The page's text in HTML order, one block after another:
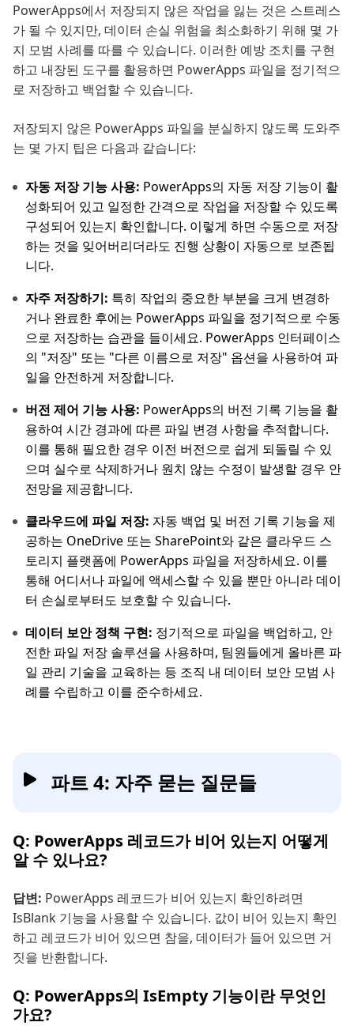
PowerApps에서 저장되지 않은 작업을 잃는 것은 스트레스
가 될 수 있지만, 데이터 손실 위험을 최소화하기 위해 몇 가
지 모범 사례를 따를 수 있습니다. 이러한 예방 조치를 구현
하고 내장된 도구를 활용하면 PowerApps 파일을 정기적으
로 저장하고 백업할 수 있습니다.
저장되지 않은 PowerApps 파일을 분실하지 않도록 도와주
는 몇 가지 팁은 다음과 같습니다:
자동 저장 기능 사용: PowerApps의 자동 저장 기능이 활
성화되어 있고 일정한 간격으로 작업을 저장할 수 있도록
구성되어 있는지 확인합니다. 이렇게 하면 수동으로 저장
하는 것을 잊어버리더라도 진행 상황이 자동으로 보존됩
니다.
자주 저장하기: 특히 작업의 중요한 부분을 크게 변경하
거나 완료한 후에는 PowerApps 파일을 정기적으로 수동
으로 저장하는 습관을 들이세요. PowerApps 인터페이스
의 "저장" 또는 "다른 이름으로 저장" 옵션을 사용하여 파
일을 안전하게 저장합니다.
버전 제어 기능 사용: PowerApps의 버전 기록 기능을 활
용하여 시간 경과에 따른 파일 변경 사항을 추적합니다.
이를 통해 필요한 경우 이전 버전으로 쉽게 되돌릴 수 있
으며 실수로 삭제하거나 원치 않는 수정이 발생할 경우 안
전망을 제공합니다.
클라우드에 파일 저장: 자동 백업 및 버전 기록 기능을 제
공하는 OneDrive 또는 SharePoint와 같은 클라우드 스
토리지 플랫폼에 PowerApps 파일을 저장하세요. 이를
통해 어디서나 파일에 액세스할 수 있을 뿐만 아니라 데이
터 손실로부터도 보호할 수 있습니다.
데이터 보안 정책 구현: 정기적으로 파일을 백업하고, 안
전한 파일 저장 솔루션을 사용하며, 팀원들에게 올바른 파
일 관리 기술을 교육하는 등 조직 내 데이터 보안 모범 사
례를 수립하고 이를 준수하세요.
파트 4: 자주 묻는 질문들
Q: PowerApps 레코드가 비어 있는지 어떻게
알 수 있나요?
답변: PowerApps 레코드가 비어 있는지 확인하려면
IsBlank 기능을 사용할 수 있습니다. 값이 비어 있는지 확인
하고 레코드가 비어 있으면 참을, 데이터가 들어 있으면 거
짓을 반환합니다.
Q: PowerApps의 IsEmpty 기능이란 무엇인
가요?